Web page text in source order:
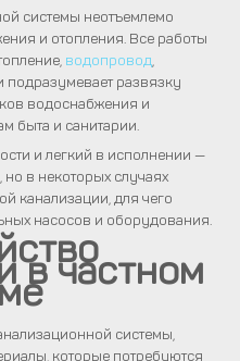
системы неотъемлемо
и отопления. Все работы
водопровод,
подразумевает развязку
водоснабжения и
быта и санитарии.
и легкий в исполнении —
но в некоторых случаях
канализации, для чего
насосов и оборудования.
в частном
системы,
которые потребуются